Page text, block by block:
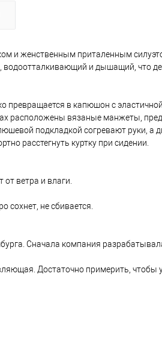
и женственным приталенным
и дышащий, что
превращается в капюшон с
расположены вязаные манжеты,
подкладкой согревают руки, а
расстегнуть куртку при сидении.
ветра и влаги.
сохнет, не сбивается.
Сначала компания
Достаточно примерить, чтобы